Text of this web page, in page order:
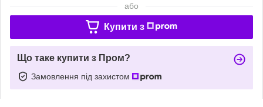
або
Купити з
Що таке купити з Пром?
Замовлення під захистом